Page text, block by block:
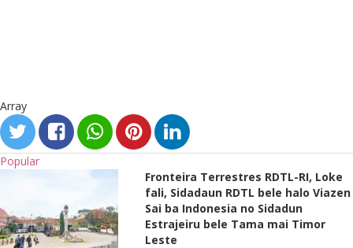
Array
Popular
Fronteira Terrestres RDTL-RI, Loke
fali, Sidadaun RDTL bele halo Viazen
Sai ba Indonesia no Sidadun
Estrajeiru bele Tama mai Timor
Leste